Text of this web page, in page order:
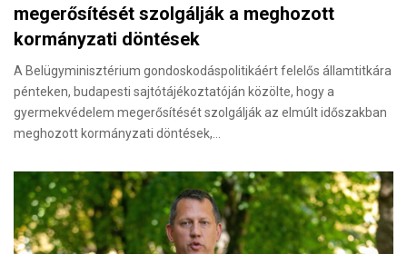
megerősítését szolgálják a meghozott
kormányzati döntések
A Belügyminisztérium gondoskodáspolitikáért felelős államtitkára
pénteken, budapesti sajtótájékoztatóján közölte, hogy a
gyermekvédelem megerősítését szolgálják az elmúlt időszakban
meghozott kormányzati döntések,…